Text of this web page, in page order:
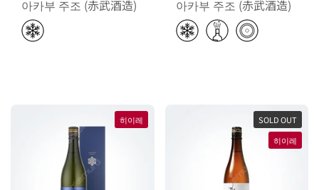
아카부 주조 (赤武酒造)
아카부 주조 (赤武酒造)
히이레
SOLD OUT
히이레